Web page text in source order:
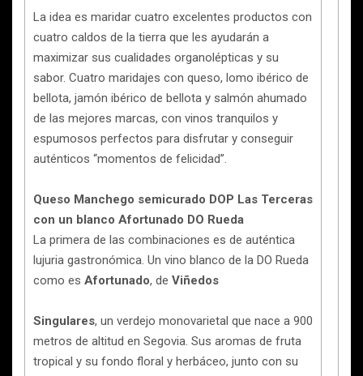
La idea es maridar cuatro excelentes productos con
cuatro caldos de la tierra que les ayudarán a
maximizar sus cualidades organolépticas y su
sabor. Cuatro maridajes con queso, lomo ibérico de
bellota, jamón ibérico de bellota y salmón ahumado
de las mejores marcas, con vinos tranquilos y
espumosos perfectos para disfrutar y conseguir
auténticos “momentos de felicidad”.
Queso Manchego semicurado DOP Las Terceras
con un blanco Afortunado DO Rueda
La primera de las combinaciones es de auténtica
lujuria gastronómica. Un vino blanco de la DO Rueda
como es Afortunado, de Viñedos
Singulares, un verdejo monovarietal que nace a 900
metros de altitud en Segovia. Sus aromas de fruta
tropical y su fondo floral y herbáceo, junto con su